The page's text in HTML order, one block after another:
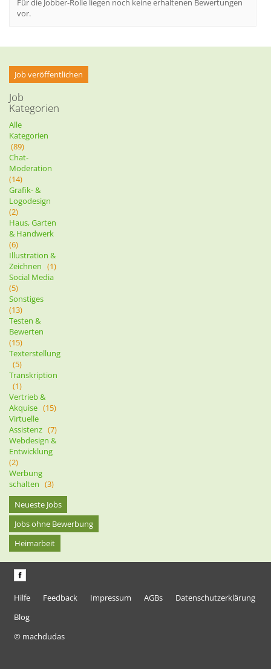
Für die Jobber-Rolle liegen noch keine erhaltenen Bewertungen
vor.
Job veröffentlichen
Job
Kategorien
Alle
Kategorien
(89)
Chat-
Moderation
(14)
Grafik- &
Logodesign
(2)
Haus, Garten
& Handwerk
(6)
Illustration &
Zeichnen (1)
Social Media
(5)
Sonstiges
(13)
Testen &
Bewerten
(15)
Texterstellung
(5)
Transkription
(1)
Vertrieb &
Akquise (15)
Virtuelle
Assistenz (7)
Webdesign &
Entwicklung
(2)
Werbung
schalten (3)
Neueste Jobs
Jobs ohne Bewerbung
Heimarbeit
Hilfe Feedback Impressum AGBs
Datenschutzerklärung
Blog
© machdudas